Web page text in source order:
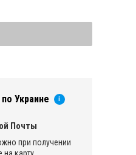
Украине i
Почты
при получении